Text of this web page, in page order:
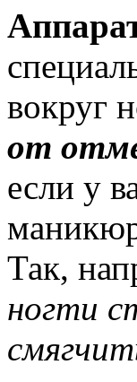
вокруг
от
если у
Так,
ногти